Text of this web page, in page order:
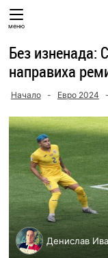
Skip
toменю
Без изненада:
направиха
Начало - Евро 2024 -
Денислав